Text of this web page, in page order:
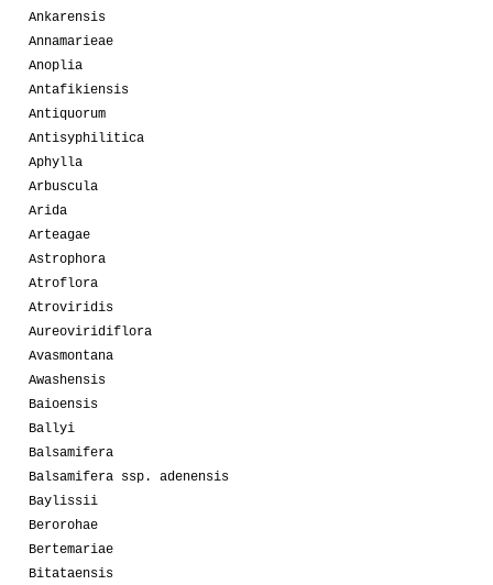
Ankarensis
Annamarieae
Anoplia
Antafikiensis
Antiquorum
Antisyphilitica
Aphylla
Arbuscula
Arida
Arteagae
Astrophora
Atroflora
Atroviridis
Aureoviridiflora
Avasmontana
Awashensis
Baioensis
Ballyi
Balsamifera
Balsamifera ssp. adenensis
Baylissii
Berorohae
Bertemariae
Bitataensis